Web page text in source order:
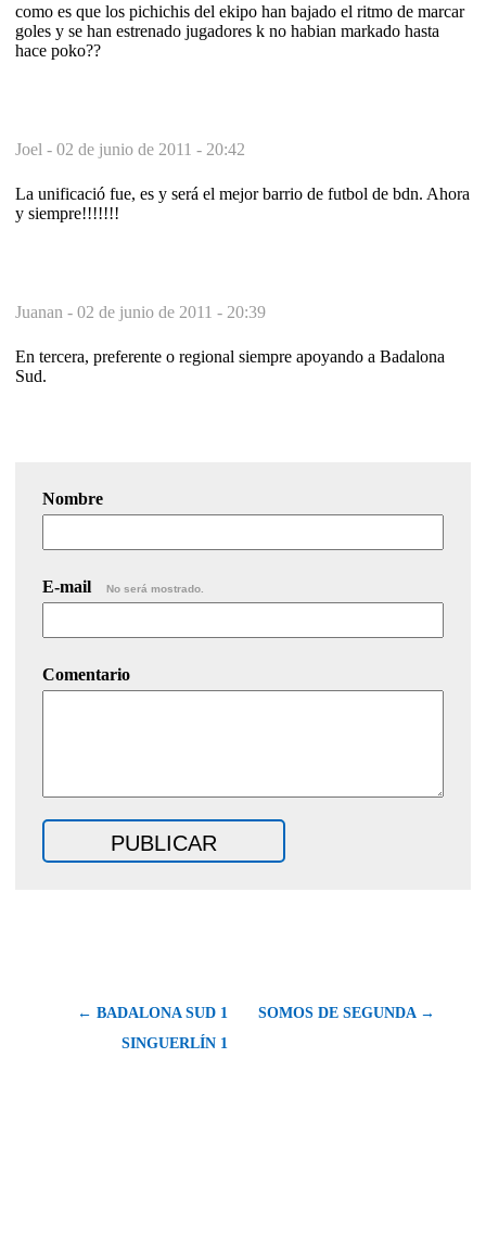
como es que los pichichis del ekipo han bajado el ritmo de marcar
goles y se han estrenado jugadores k no habian markado hasta
hace poko??
Joel - 02 de junio de 2011 - 20:42
La unificació fue, es y será el mejor barrio de futbol de bdn. Ahora
y siempre!!!!!!!
Juanan - 02 de junio de 2011 - 20:39
En tercera, preferente o regional siempre apoyando a Badalona
Sud.
Nombre
E-mail No será mostrado.
Comentario
← BADALONA SUD 1
SINGUERLÍN 1
SOMOS DE SEGUNDA →